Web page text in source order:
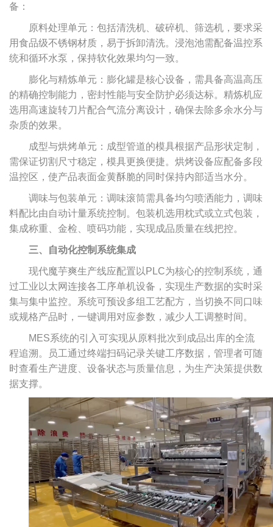
备：
原料处理单元：包括清洗机、破碎机、筛选机，要求采
用食品级不锈钢材质，易于拆卸清洗。浸泡池需配备温控系
统和循环水泵，保持软化效果均匀一致。
膨化与精炼单元：膨化罐是核心设备，需具备高温高压
的精确控制能力，密封性能与安全防护必须达标。精炼机应
选用高速旋转刀片配合气流分离设计，确保去除多余水分与
杂质的效果。
成型与烘烤单元：成型管道的模具根据产品形状定制，
需保证切割尺寸稳定，模具更换便捷。烘烤设备应配备多段
温控区，使产品表面金黄酥脆的同时保持内部适当水分。
调味与包装单元：调味滚筒需具备均匀喷洒能力，调味
料配比由自动计量系统控制。包装机选用枕式或立式包装，
集成称重、金检、喷码功能，实现成品质量在线把控。
三、自动化控制系统集成
现代魔芋爽生产线应配置以PLC为核心的控制系统，通
过工业以太网连接各工序单机设备，实现生产数据的实时采
集与集中监控。系统可预设多组工艺配方，当切换不同口味
或规格产品时，一键调用对应参数，减少人工调整时间。
MES系统的引入可实现从原料批次到成品出库的全流
程追溯。员工通过终端扫码记录关键工序数据，管理者可随
时查看生产进度、设备状态与质量信息，为生产决策提供数
据支撑。